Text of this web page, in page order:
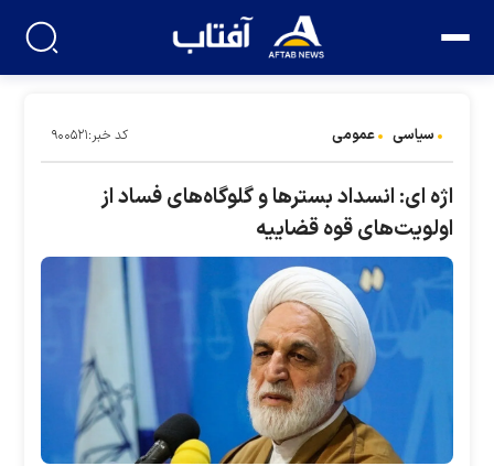
سیاسی عمومی کد خبر:۹۰۰۵۲۱
اژه ای: انسداد بستر‌ها و گلوگاه‌های فساد از
اولویت‌های قوه قضاییه